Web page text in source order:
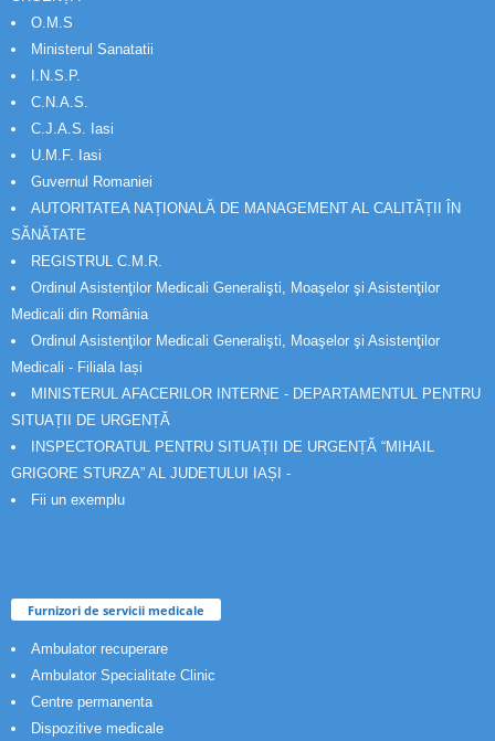
O.M.S
Ministerul Sanatatii
I.N.S.P.
C.N.A.S.
C.J.A.S. Iasi
U.M.F. Iasi
Guvernul Romaniei
AUTORITATEA NAȚIONALĂ DE MANAGEMENT AL CALITĂȚII ÎN
SĂNĂTATE
REGISTRUL C.M.R.
Ordinul Asistenţilor Medicali Generalişti, Moaşelor şi Asistenţilor
Medicali din România
Ordinul Asistenţilor Medicali Generalişti, Moaşelor şi Asistenţilor
Medicali - Filiala Iași
MINISTERUL AFACERILOR INTERNE - DEPARTAMENTUL PENTRU
SITUAȚII DE URGENȚĂ
INSPECTORATUL PENTRU SITUAȚII DE URGENȚĂ “MIHAIL
GRIGORE STURZA” AL JUDETULUI IAȘI -
Fii un exemplu
Furnizori de servicii medicale
Ambulator recuperare
Ambulator Specialitate Clinic
Centre permanenta
Dispozitive medicale